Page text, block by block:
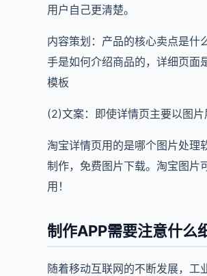
用户自己更清楚。
内容策划：产品的核心卖点是什
手是如何介绍商品的，详细页面
模板
(2)文案：即使详情页主要以图
淘宝详情页用的是哪个图片处理
制作，免费图片下载。淘宝图片
用！
制作APP需要注意什么
随着移动互联网的不断发展，